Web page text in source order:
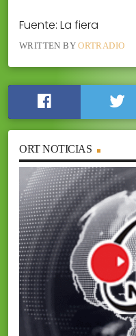
Fuente: La fiera
WRITTEN BYORTRADIO
ORT NOTICIAS